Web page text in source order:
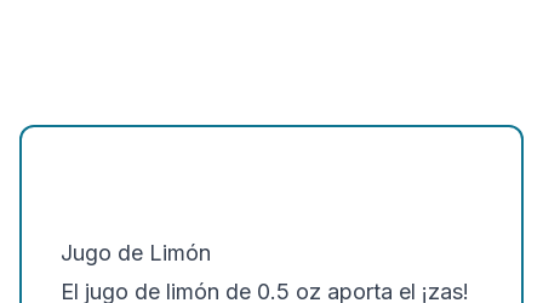
Jugo de Limón
El jugo de limón de 0.5 oz aporta el ¡zas!